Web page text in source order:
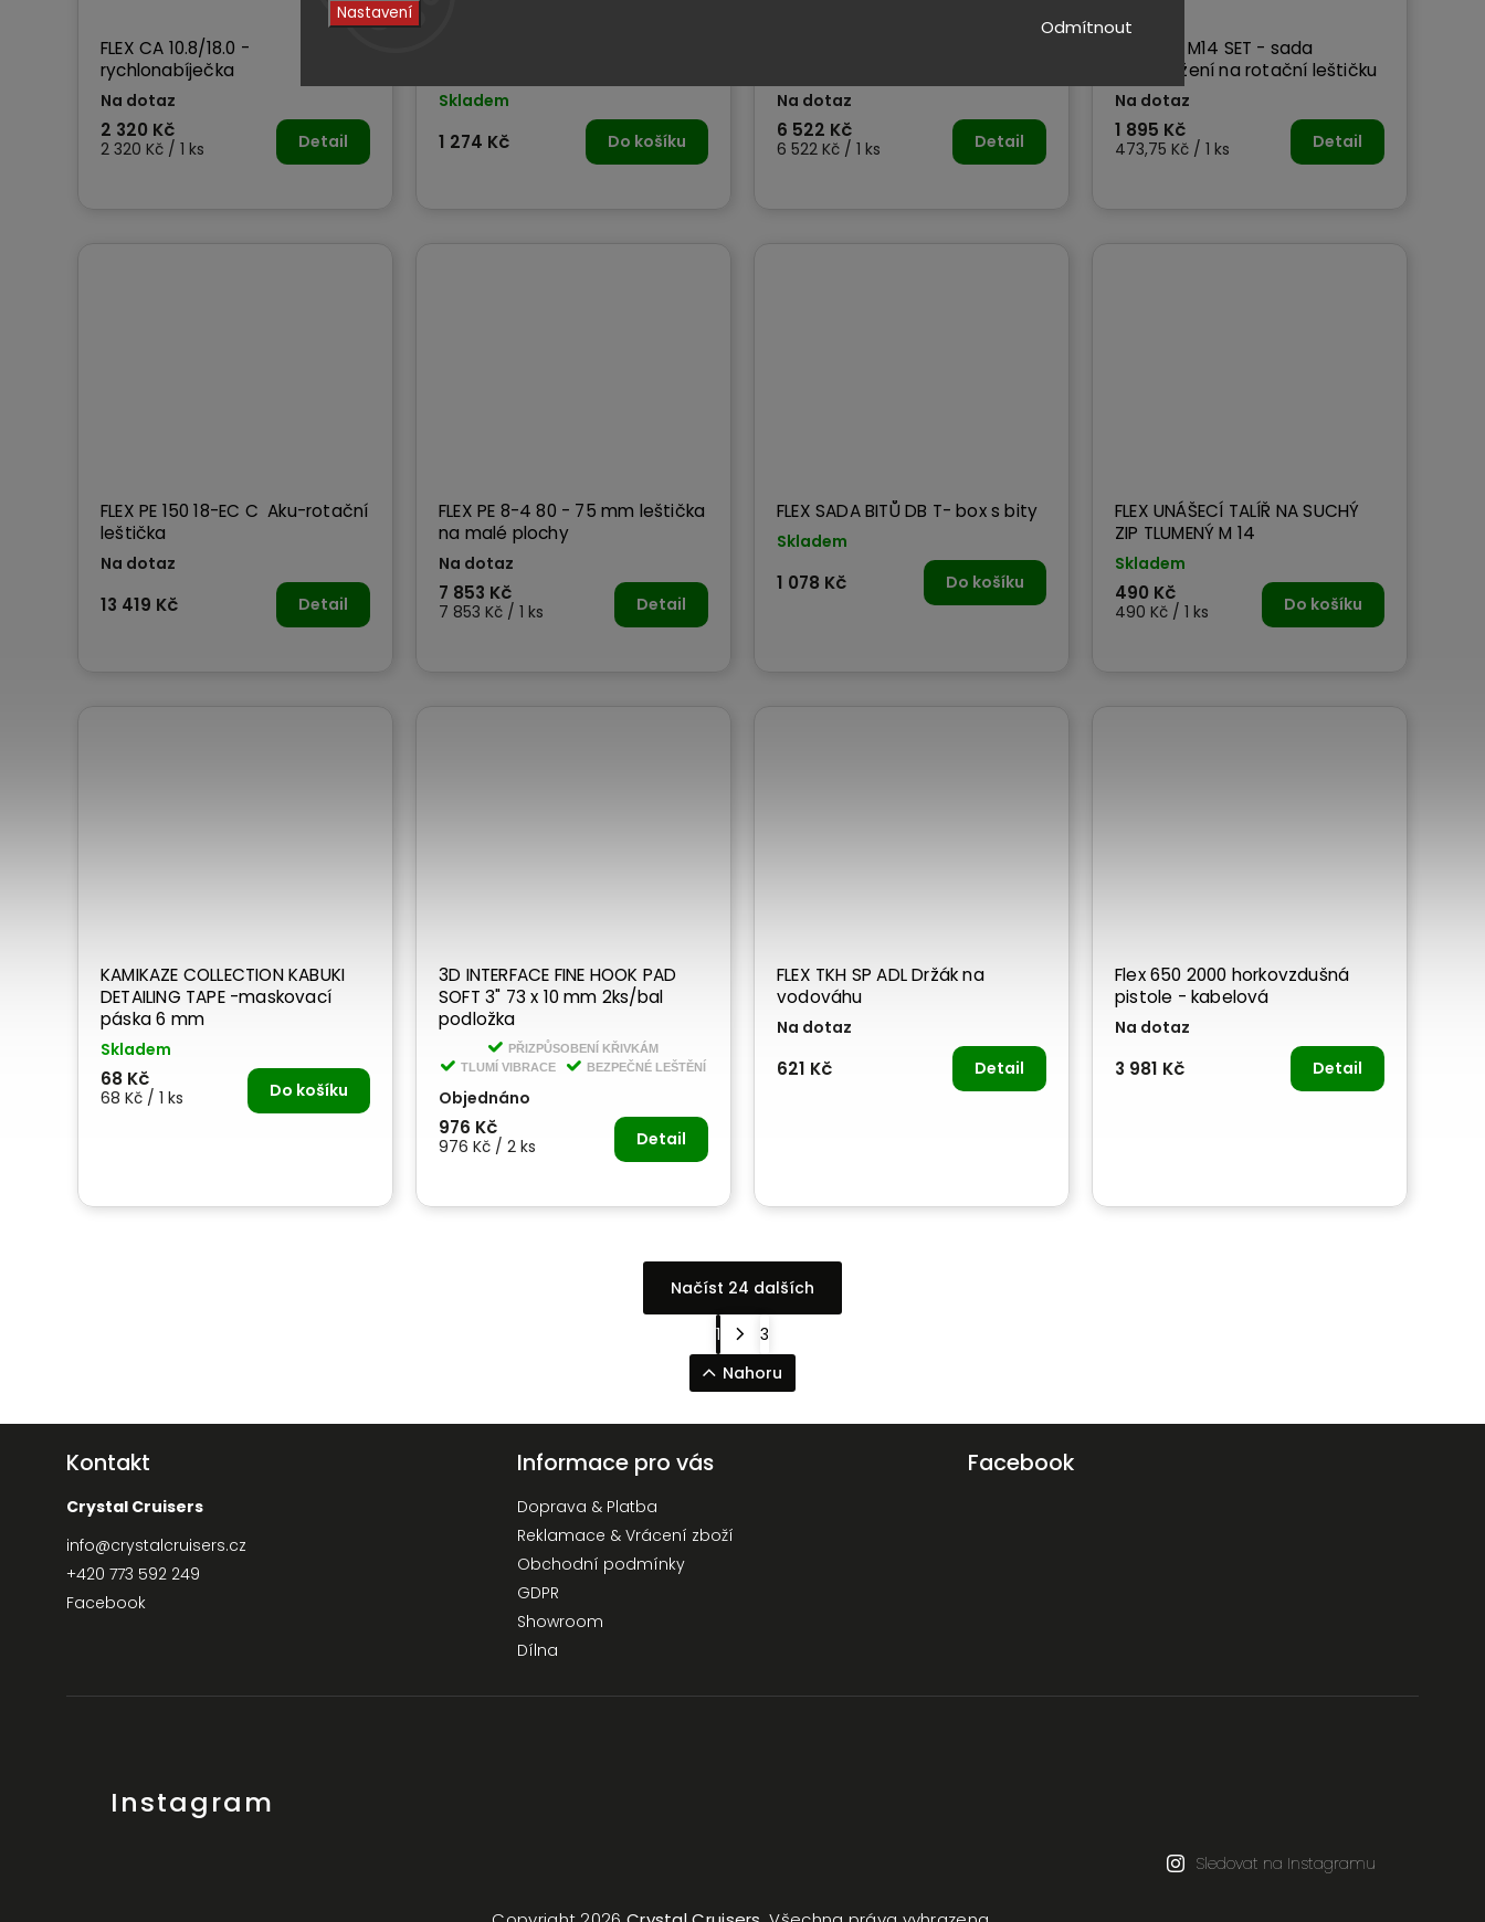
Nastavení
Odmítnout
FLEX CA 10.8/18.0 -
rychlonabíječka
Na dotaz
2 320 Kč
2 320 Kč / 1 ks Detail
Skladem
1 274 Kč Do košíku
Na dotaz
6 522 Kč
6 522 Kč / 1 ks Detail
FLEX EXS M14 SET - sada
prodloužení na rotační leštičku
Na dotaz
1 895 Kč
473,75 Kč / 1 ks Detail
FLEX PE 150 18-EC C Aku-rotační
leštička
Na dotaz
13 419 Kč Detail
FLEX PE 8-4 80 - 75 mm leštička
na malé plochy
Na dotaz
7 853 Kč
7 853 Kč / 1 ks Detail
FLEX SADA BITŮ DB T- box s bity
Skladem
1 078 Kč Do košíku
FLEX UNÁŠECÍ TALÍŘ NA SUCHÝ
ZIP TLUMENÝ M 14
Skladem
490 Kč
490 Kč / 1 ks Do košíku
KAMIKAZE COLLECTION KABUKI
DETAILING TAPE -maskovací
páska 6 mm
Skladem
68 Kč
68 Kč / 1 ks Do košíku
3D INTERFACE FINE HOOK PAD
SOFT 3" 73 x 10 mm 2ks/bal
podložka
PŘIZPŮSOBENÍ KŘIVKÁM
TLUMÍ VIBRACE
BEZPEČNÉ LEŠTĚNÍ
Objednáno
976 Kč
976 Kč / 2 ks Detail
FLEX TKH SP ADL Držák na
vodováhu
Na dotaz
621 Kč Detail
Flex 650 2000 horkovzdušná
pistole - kabelová
Na dotaz
3 981 Kč Detail
Načíst 24 dalších
1
3
Nahoru
Kontakt
Crystal Cruisers
info@crystalcruisers.cz
+420 773 592 249
Facebook
Informace pro vás
Doprava & Platba
Reklamace & Vrácení zboží
Obchodní podmínky
GDPR
Showroom
Dílna
Facebook
Instagram
Sledovat na Instagramu